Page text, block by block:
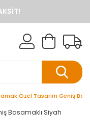
BEDAVA
HAVALE INDIRIMI
Özel Tasarım Geniş